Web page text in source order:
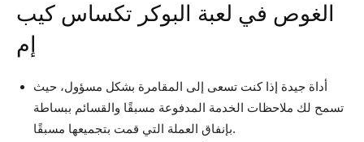
الغوص في لعبة البوكر تكساس كيب
إم
أداة جيدة إذا كنت تسعى إلى المقامرة بشكل مسؤول، حيث
تسمح لك ملاحظات الخدمة المدفوعة مسبقًا والقسائم ببساطة
بإنفاق العملة التي قمت بتجميعها مسبقًا.